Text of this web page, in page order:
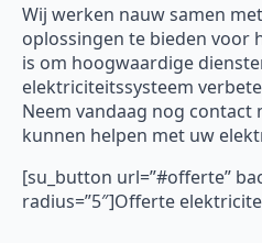
Wij werken nauw samen
oplossingen te bieden voor
is om hoogwaardige
elektriciteitssysteem
Neem vandaag nog
kunnen helpen met uw
[su_button url=”#offerte”
radius=”5″]Offerte